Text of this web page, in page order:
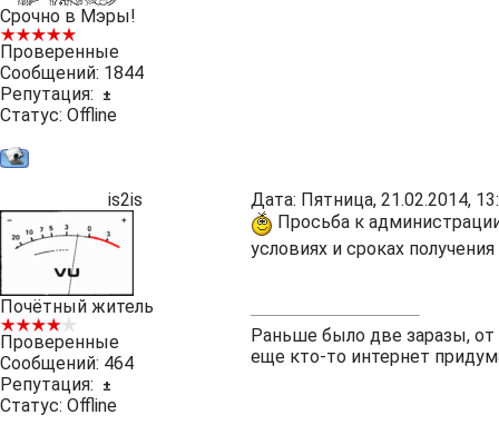
Срочно в Мэры!
Проверенные
Сообщений: 1844
Репутация:
±
Статус: Offline
is2is Дата: Пятница, 21.02.2014,
Почётный житель
Проверенные
Сообщений: 464
Репутация:
±
Статус: Offline
Просьба к
условиях и сроках
Раньше было две заразы,
еще кто-то интернет